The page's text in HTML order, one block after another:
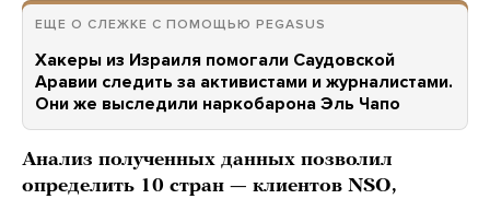
ЕЩЕ О СЛЕЖКЕ С ПОМОЩЬЮ PEGASUS
Хакеры из Израиля помогали Саудовской
Аравии следить за активистами и журналистами.
Они же выследили наркобарона Эль Чапо
Анализ полученных данных позволил
определить 10 стран — клиентов NSO,